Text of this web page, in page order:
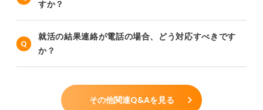
すか？
就活の結果連絡が電話の場合、どう対応すべきです
か？
その他関連Q&Aを見る